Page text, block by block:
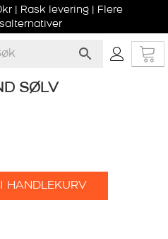
| Rask levering | Flere
SØLV
HANDLEKURV